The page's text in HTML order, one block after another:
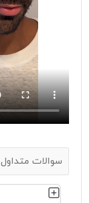
سوالات متداول